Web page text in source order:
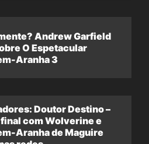
Andrew Garfield
O Espetacular
Aranha 3
Doutor Destino –
final com Wolverine e
Aranha de Maguire